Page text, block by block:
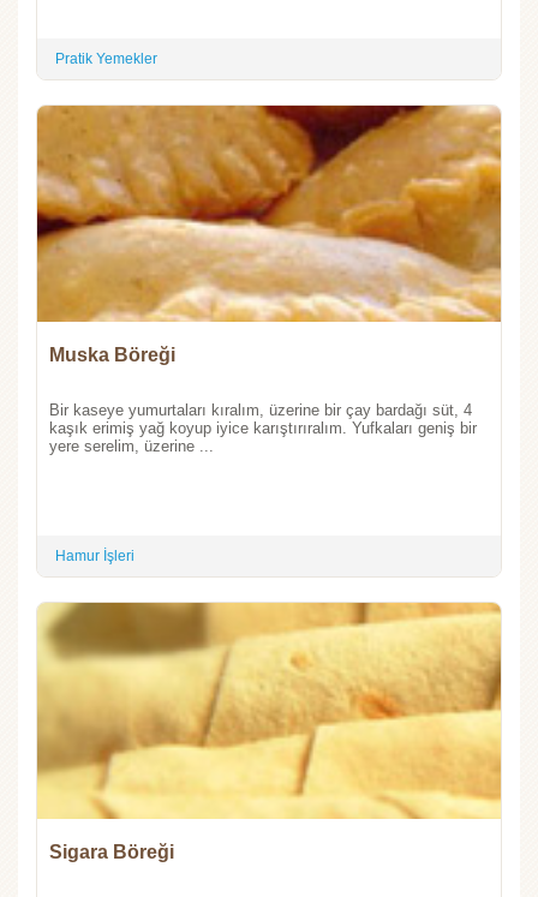
Pratik Yemekler
Muska Böreği
Bir kaseye yumurtaları kıralım, üzerine bir çay bardağı süt, 4
kaşık erimiş yağ koyup iyice karıştırıralım. Yufkaları geniş bir
yere serelim, üzerine ...
Hamur İşleri
Sigara Böreği